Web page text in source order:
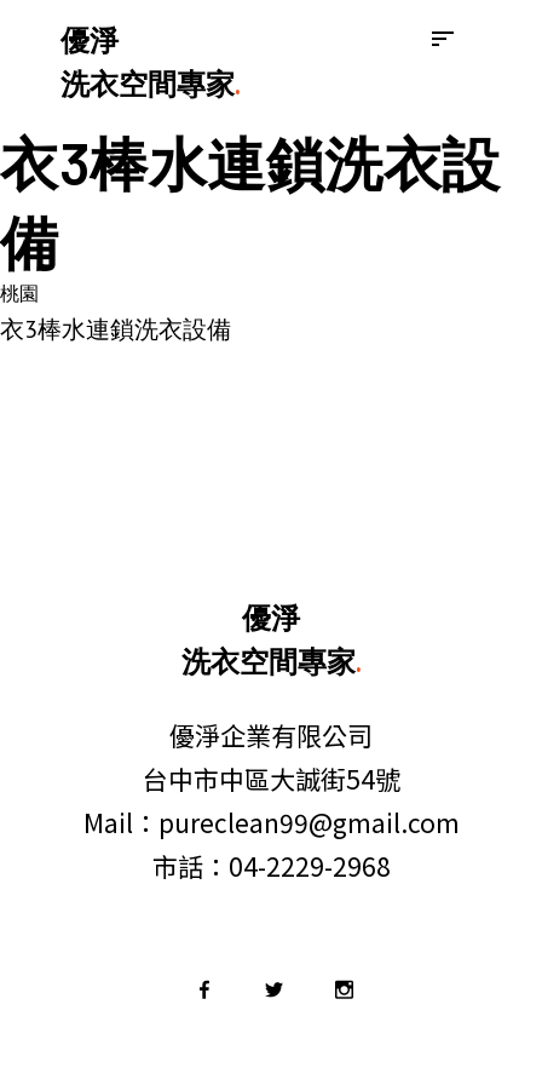
優淨
洗衣空間專家.
衣3棒水連鎖洗衣設
備
桃園
衣3棒水連鎖洗衣設備
優淨
洗衣空間專家.
優淨企業有限公司
台中市中區大誠街54號
Mail：pureclean99@gmail.com
市話：04-2229-2968